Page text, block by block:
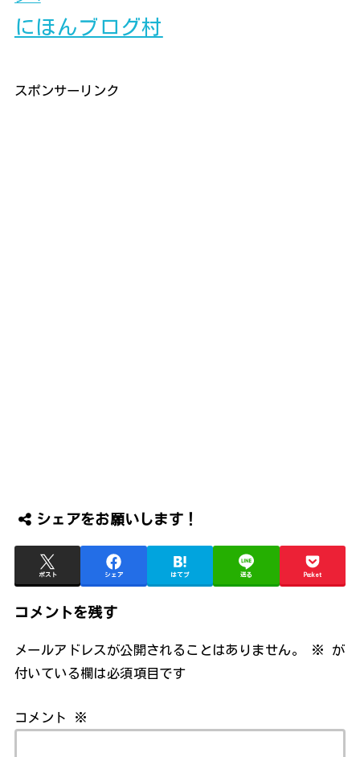
にほんブログ村
スポンサーリンク
シェアをお願いします！
ポスト シェア はてブ 送る Pocket
コメントを残す
メールアドレスが公開されることはありません。 ※
が
付いている欄は必須項目です
コメント ※